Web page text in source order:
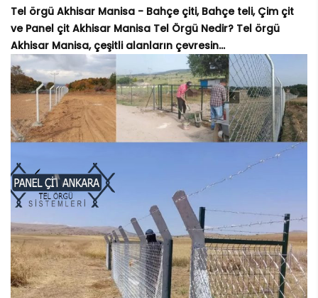
Tel örgü Akhisar Manisa - Bahçe çiti, Bahçe teli, Çim çit
ve Panel çit Akhisar Manisa Tel Örgü Nedir? Tel örgü
Akhisar Manisa, çeşitli alanların çevresin...